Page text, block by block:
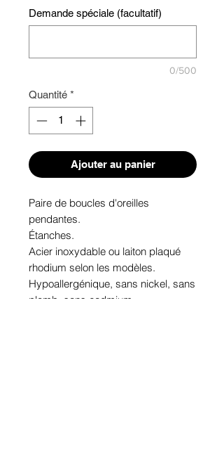
Demande spéciale (facultatif)
0/500
Quantité *
Ajouter au panier
Paire de boucles d'oreilles
pendantes.
Étanches.
Acier inoxydable ou laiton plaqué
rhodium selon les modèles.
Hypoallergénique, sans nickel, sans
plomb, sans cadmium.